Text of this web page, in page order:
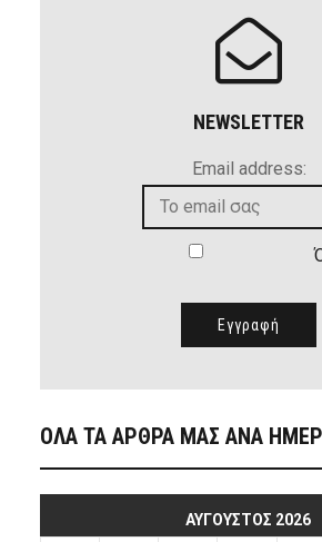
NEWSLETTER
Email address:
ΟΛΑ ΤΑ ΑΡΘΡΑ ΜΑΣ ΑΝΑ
ΑΎΓΟΥΣΤΟΣ 2026